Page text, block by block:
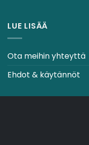
LUE LISÄÄ
Ota meihin yhteyttä
Ehdot & käytännöt